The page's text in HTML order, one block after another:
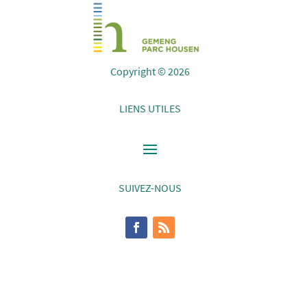
Copyright © 2026
LIENS UTILES
SUIVEZ-NOUS